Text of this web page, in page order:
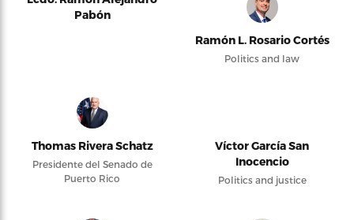
Pabón
Ramón L. Rosario Cortés
Politics and law
Thomas Rivera Schatz
Presidente del Senado de
Puerto Rico
Víctor García San
Inocencio
Politics and justice